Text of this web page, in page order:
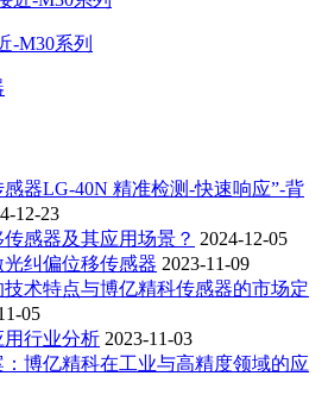
-M30系列
器LG-40N 精准检测-快速响应”-背
12-23
感器及其应用场景？ 2024-12-05
纠偏位移传感器 2023-11-09
术特点与博亿精科传感器的市场定
05
行业分析 2023-11-03
博亿精科在工业与高精度领域的应